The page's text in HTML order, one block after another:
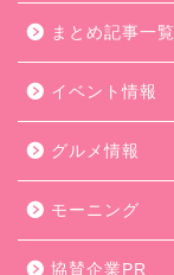
まとめ記事一覧
イベント情報
グルメ情報
モーニング
協賛企業PR